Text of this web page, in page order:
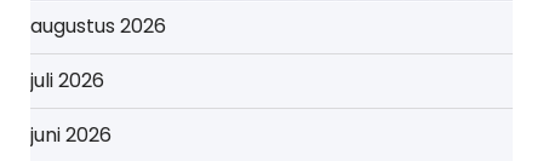
augustus 2026
juli 2026
juni 2026